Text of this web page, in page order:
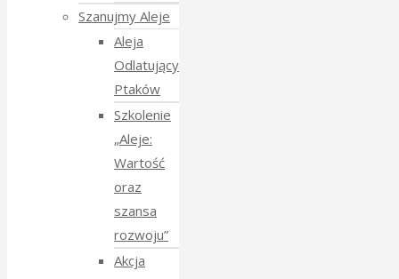
Szanujmy Aleje
Aleja
Odlatujących
Ptaków
Szkolenie
„Aleje:
Wartość
oraz
szansa
rozwoju”
Akcja